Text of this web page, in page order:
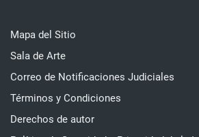
Mapa del Sitio
Sala de Arte
Correo de Notificaciones Judiciales
Términos y Condiciones
Derechos de autor